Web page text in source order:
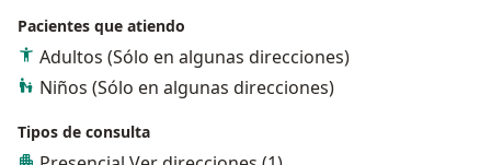
Pacientes que atiendo
Adultos (Sólo en algunas direcciones)
Niños (Sólo en algunas direcciones)
Tipos de consulta